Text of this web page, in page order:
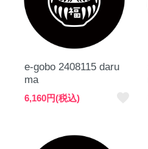
e-gobo 2408115 daru
ma
6,160円(税込)